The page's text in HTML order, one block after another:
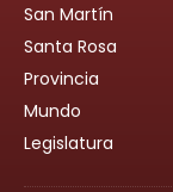
San Martín
Santa Rosa
Provincia
Mundo
Legislatura